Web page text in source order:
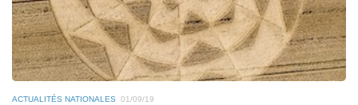
ACTUALITÉS NATIONALES 01/09/19